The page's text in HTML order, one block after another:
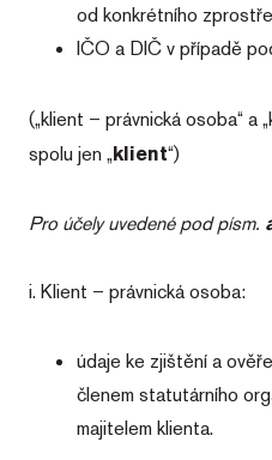
od konkrétního
IČO a DIČ v případě
(„klient – právnická osoba“ a
spolu jen „klient“)
Pro účely uvedené pod písm.
i. Klient – právnická osoba:
údaje ke zjištění a
členem statutárního
majitelem klienta.